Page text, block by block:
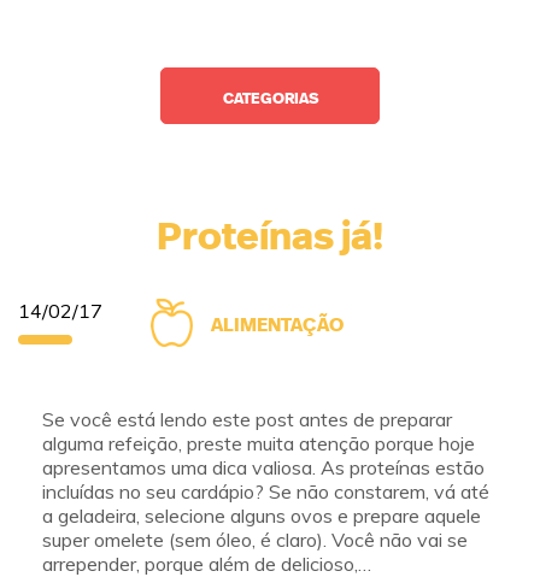
Proteínas já!
14/02/17 ALIMENTAÇÃO
Se você está lendo este post antes de preparar
alguma refeição, preste muita atenção porque hoje
apresentamos uma dica valiosa. As proteínas estão
incluídas no seu cardápio? Se não constarem, vá até
a geladeira, selecione alguns ovos e prepare aquele
super omelete (sem óleo, é claro). Você não vai se
arrepender, porque além de delicioso,…
CATEGORIAS